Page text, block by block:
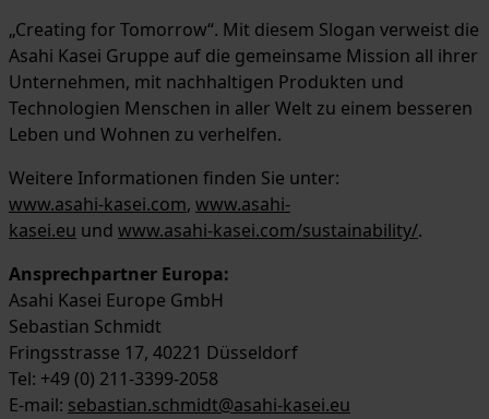
„Creating for Tomorrow“. Mit diesem Slogan verweist die
Asahi Kasei Gruppe auf die gemeinsame Mission all ihrer
Unternehmen, mit nachhaltigen Produkten und
Technologien Menschen in aller Welt zu einem besseren
Leben und Wohnen zu verhelfen.
Weitere Informationen finden Sie unter:
www.asahi-kasei.com, www.asahi-
kasei.eu und www.asahi-kasei.com/sustainability/.
Ansprechpartner Europa:
Asahi Kasei Europe GmbH
Sebastian Schmidt
Fringsstrasse 17, 40221 Düsseldorf
Tel: +49 (0) 211-3399-2058
E-mail: sebastian.schmidt@asahi-kasei.eu